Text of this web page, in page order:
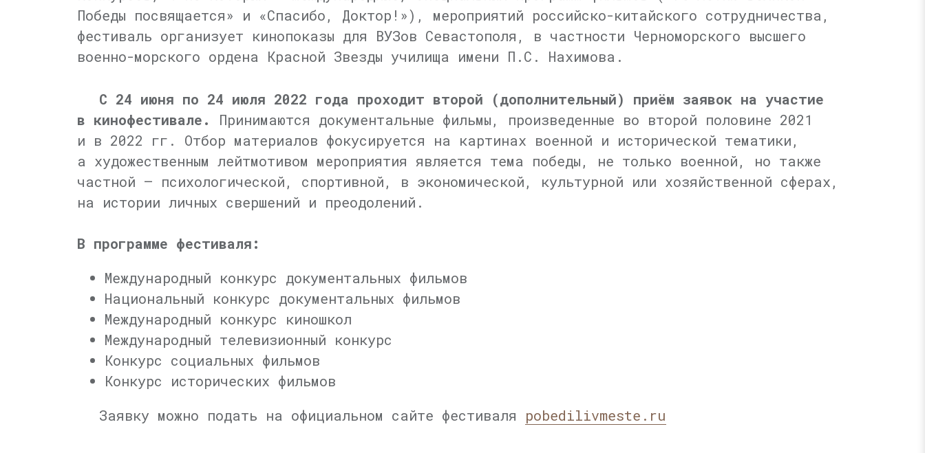
Победы посвящается» и «Спасибо, Доктор!»), мероприятий российско-китайского сотрудничества,
фестиваль организует кинопоказы для ВУЗов Севастополя, в частности Черноморского высшего
военно-морского ордена Красной Звезды училища имени П.С. Нахимова .
С 24 июня по 24 июля 2022 года проходит второй (дополнительный) приём заявок на участие
в кинофестивале.
Принимаются документальные фильмы, произведенные во второй половине 2021
и в 2022 гг. Отбор материалов фокусируется на картинах военной и исторической тематики,
а художественным лейтмотивом мероприятия является тема победы, не только военной, но также
частной — психологической, спортивной, в экономической, культурной или хозяйственной сферах,
на истории личных свершений и преодолений.
В программе фестиваля:
Международный конкурс документальных фильмов
Национальный конкурс документальных фильмов
Международный конкурс киношкол
Международный телевизионный конкурс
Конкурс социальных фильмов
Конкурс исторических фильмов
Заявку можно подать на официальном сайте фестиваля pobedilivmeste.ru